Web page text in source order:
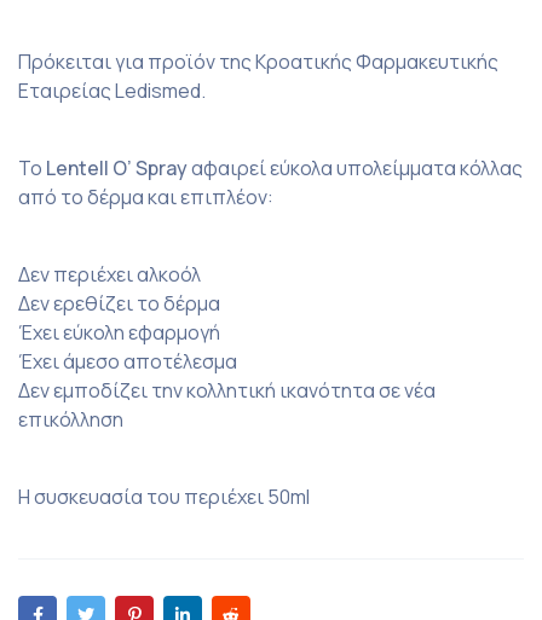
Πρόκειται για προϊόν της Κροατικής Φαρμακευτικής
Εταιρείας Ledismed.
Το Lentell O’ Sprayαφαιρεί εύκολα υπολείμματα κόλλας
από το δέρμα και επιπλέον:
Δεν περιέχει αλκοόλ
Δεν ερεθίζει το δέρμα
Έχει εύκολη εφαρμογή
Έχει άμεσο αποτέλεσμα
Δεν εμποδίζει την κολλητική ικανότητα σε νέα
επικόλληση
Η συσκευασία του περιέχει 50ml